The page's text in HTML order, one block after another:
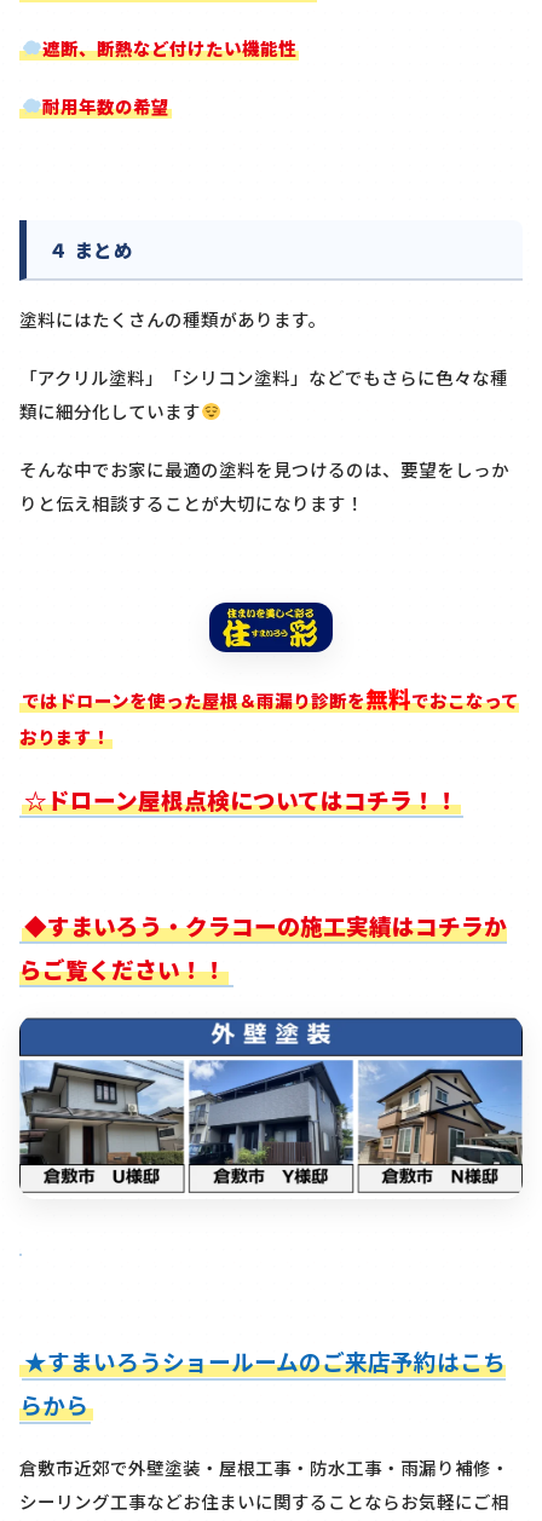
遮断、断熱など付けたい機能性
耐用年数の希望
４ まとめ
塗料にはたくさんの種類があります。
「アクリル塗料」「シリコン塗料」などでもさらに色々な種
類に細分化しています
そんな中でお家に最適の塗料を見つけるのは、要望をしっか
りと伝え相談することが大切になります！
ではドローンを使った屋根＆雨漏り診断を無料でおこなって
おります！
☆ドローン屋根点検についてはコチラ！！
◆すまいろう・クラコーの施工実績はコチラか
らご覧ください！！
★すまいろうショールームのご来店予約はこち
らから
倉敷市近郊で外壁塗装・屋根工事・防水工事・雨漏り補修・
シーリング工事などお住まいに関することならお気軽にご相